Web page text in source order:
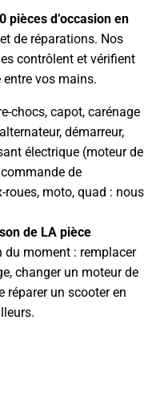
pièces d’occasion en
de réparations. Nos
contrôlent et vérifient
vos mains.
chocs, capot, carénage
démarreur,
électrique (moteur de
de
roues, moto, quad : nous
de LA pièce
moment : remplacer
changer un moteur de
réparer un scooter en